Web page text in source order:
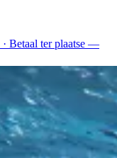
· Betaal ter plaatse —